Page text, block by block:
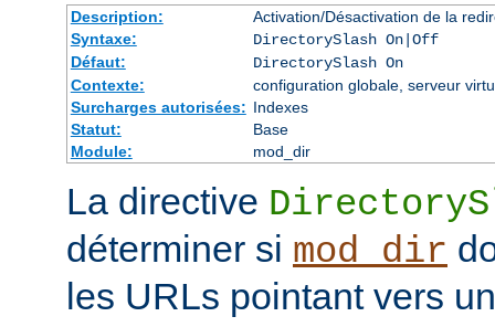
Description:
Activation/Désactivation de la
Syntaxe:
DirectorySlash On|Off
Défaut:
DirectorySlash On
Contexte:
configuration globale, serveur
Surcharges autorisées: Indexes
Statut:
Base
Module:
mod_dir
La directive
déterminer si mod_dir
les URLs pointant vers